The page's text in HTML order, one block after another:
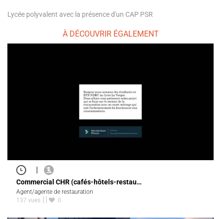
Lycée polyvalent avec la présence d'un CAP PSR
À DÉCOUVRIR ÉGALEMENT
|
Commercial CHR (cafés-hôtels-restau…
Agent/agente de restauration
137 vues
0